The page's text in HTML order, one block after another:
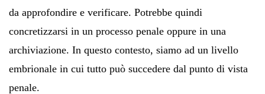
da approfondire e verificare. Potrebbe quindi
concretizzarsi in un processo penale oppure in una
archiviazione. In questo contesto, siamo ad un livello
embrionale in cui tutto può succedere dal punto di vista
penale.